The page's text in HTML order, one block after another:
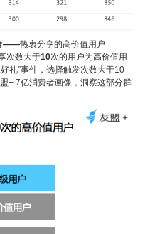
——热衷分享的高价值用户
次数大于10次的用户为高价值用
礼”事件，选择触发次数大于10
+ 7亿消费者画像，洞察这部分群